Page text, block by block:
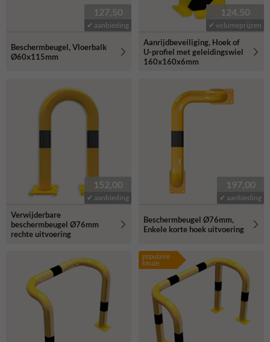
127,50
✔ aanbieding
Beschermbeugel, Vloerbalk
Ø60x115mm
124,50
✔ volumeprijzen
Aanrijdbeveiliging, Hoek of
U-profiel met geleidingswiel
160x160x6mm
152,00
✔ aanbieding
Verwijderbare
beschermbeugel Ø76mm
rechte uitvoering
197,00
✔ aanbieding
Beschermbeugel Ø76mm,
Enkele korte hoek uitvoering
populaire
keuze